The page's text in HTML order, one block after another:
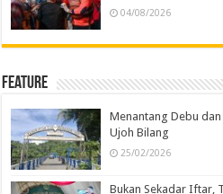
04/08/2026
Feature
Menantang Debu dan
Ujoh Bilang
25/02/2026
Bukan Sekadar Iftar,